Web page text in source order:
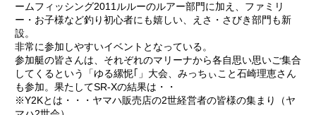
ームフィッシング2011ルルーのルアー部門に加え、ファミリ
ー・お子様など釣り初心者にも嬉しい、えさ・さびき部門も新
設。
非常に参加しやすいイベントとなっている。
参加艇の皆さんは、それぞれのマリーナから各自思い思いご集合
してくるという「ゆる縲怩｢」大会、みっちぃこと石崎理恵さん
も参加。果たしてSR-Xの結果は・・
※Y2Kとは・・・ヤマハ販売店の2世経営者の皆様の集まり（ヤ